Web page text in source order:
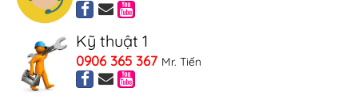
Kỹ thuật 1
0906 365 367 Mr. Tiến